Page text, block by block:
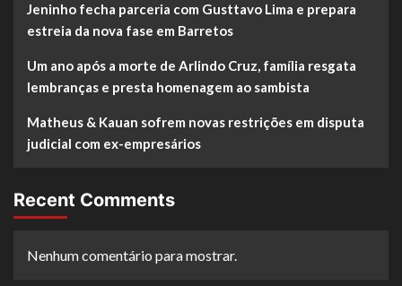
Jeninho fecha parceria com Gusttavo Lima e prepara
estreia da nova fase em Barretos
Um ano após a morte de Arlindo Cruz, família resgata
lembranças e presta homenagem ao sambista
Matheus & Kauan sofrem novas restrições em disputa
judicial com ex-empresários
Recent Comments
Nenhum comentário para mostrar.